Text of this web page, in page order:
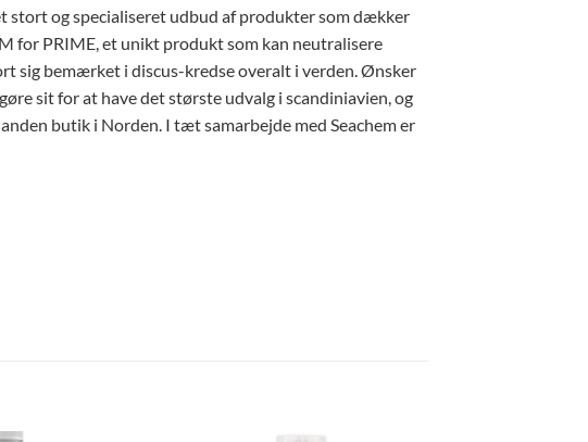
stort og specialiseret udbud af produkter som dækker
for PRIME, et unikt produkt som kan neutralisere
sig bemærket i discus-kredse overalt i verden. Ønsker
sit for at have det største udvalg i scandiniavien, og
butik i Norden. I tæt samarbejde med Seachem er